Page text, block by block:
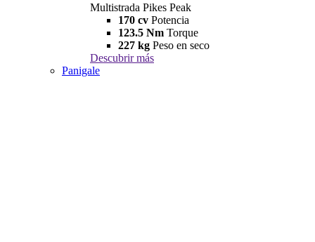
Multistrada Pikes Peak
170 cv Potencia
123.5 Nm Torque
227 kg Peso en seco
Descubrir más
Panigale